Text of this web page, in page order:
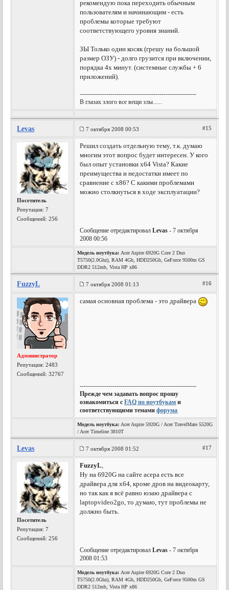
рекомендую пока переходить обычным
пользователям и начинающим - есть
проблемы которые требуют
соответствующего уровня знаний.
ЗЫ Только один косяк (грешу на большой
размер ОЗУ) - долго грузится при включении,
порядка 4х минут. (системные службы + 6
приложений).
---------------------------------------------------------
В глазах злого все вещи злы......
Levas 7 октября 2008 00:53 #15
Посетитель
Репутация:7
Сообщений: 256
Решил создать отдельную тему, т.к. думаю
многим этот вопрос будет интересен. У кого
был опыт установки x64 Vista? Какие
преимущества и недостатки имеет по
сравнение с х86? С какими проблемами
можно столкнуться в ходе эксплуатации?
Сообщение отредактировалLevas - 7 октября
2008 00:56
Модель ноутбука: Acer Aspire 6920G Core 2 Duo
T5750(2.0Ghz), RAM 4Gb, HDD250Gb, GeForce 9500m GS
DDR2 512mb, Vista HP x86
FuzzyL 7 октября 2008 01:13 #16
Администратор
Репутация:2483
Сообщений: 32767
самая основная проблема - это драйвера
---------------------------------------------------------
Прежде чем задавать вопрос прошу
ознакомиться сFAQ по ноутбукам и
соответствующими темамифорума
Модель ноутбука: Acer Aspire 5920G / Acer TravelMate 5520G
/ Acer Timeline 3810T
Levas 7 октября 2008 01:52 #17
Посетитель
Репутация:7
Сообщений: 256
FuzzyL,
Ну на 6920G на сайте асера есть все
драйвера для х64, кроме дров на видеокарту,
но так как я всё равно юзаю драйвера с
laptopvideo2go, то думаю, тут проблемы не
должно быть.
Сообщение отредактировалLevas - 7 октября
2008 01:53
Модель ноутбука: Acer Aspire 6920G Core 2 Duo
T5750(2.0Ghz), RAM 4Gb, HDD250Gb, GeForce 9500m GS
DDR2 512mb, Vista HP x86